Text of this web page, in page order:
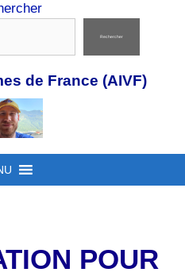
Rechercher
de France (AIVF)
POUR